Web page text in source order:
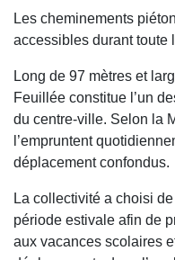
Les cheminements
accessibles durant toute
Long de 97 mètres et
Feuillée constitue l’un
du centre-ville. Selon la
l’empruntent
déplacement confondus.
La collectivité a choisi
période estivale afin de
aux vacances scolaires